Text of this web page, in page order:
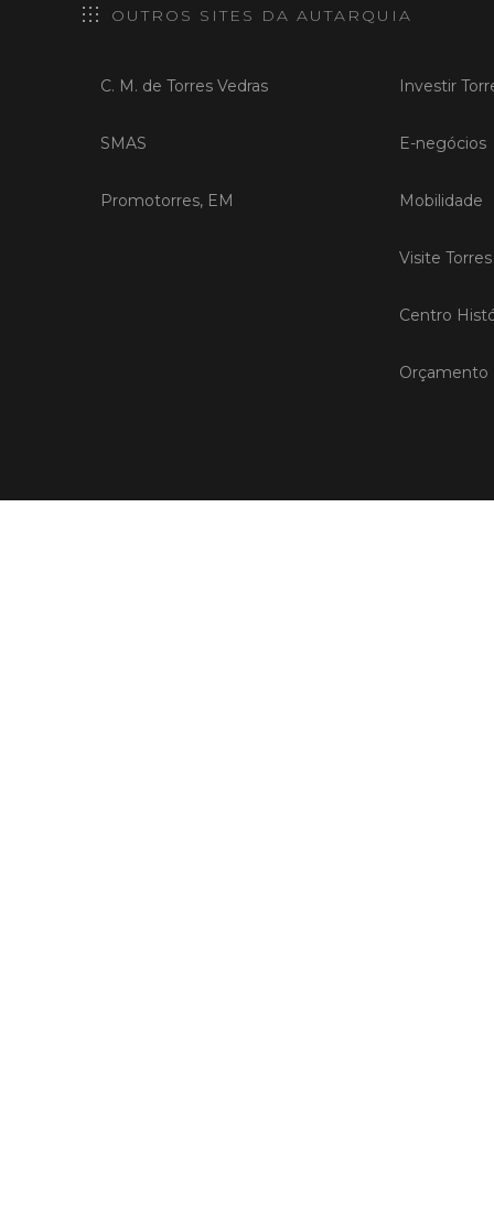
OUTROS SITES DA AUTARQUIA
C. M. de Torres Vedras
SMAS
Promotorres, EM
Investir
E-negócios
Mobilidade
Visite
Centro
Orçamento